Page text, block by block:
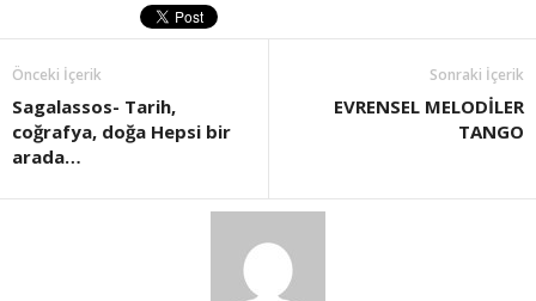
Önceki İçerik
Sagalassos- Tarih,
coğrafya, doğa Hepsi bir
arada…
Sonraki İçerik
EVRENSEL MELODİLER
TANGO